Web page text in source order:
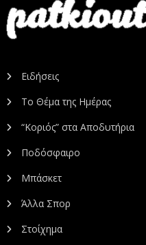
Ειδήσεις
Το Θέμα της Ημέρας
“Κοριός” στα Αποδυτήρια
Ποδόσφαιρο
Μπάσκετ
Άλλα Σπορ
Στοίχημα